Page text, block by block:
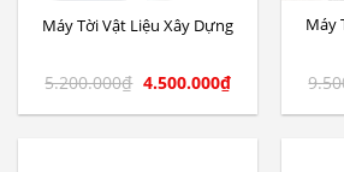
Máy Tời Vật Liệu Xây Dựng
5.200.000₫ 4.500.000₫
Máy